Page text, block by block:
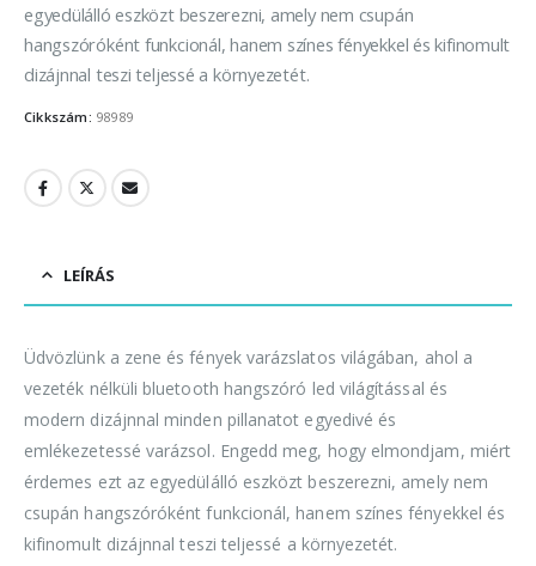
egyedülálló eszközt beszerezni, amely nem csupán
hangszóróként funkcionál, hanem színes fényekkel és kifinomult
dizájnnal teszi teljessé a környezetét.
Cikkszám: 98989
LEÍRÁS
Üdvözlünk a zene és fények varázslatos világában, ahol a
vezeték nélküli bluetooth hangszóró led világítással és
modern dizájnnal minden pillanatot egyedivé és
emlékezetessé varázsol. Engedd meg, hogy elmondjam, miért
érdemes ezt az egyedülálló eszközt beszerezni, amely nem
csupán hangszóróként funkcionál, hanem színes fényekkel és
kifinomult dizájnnal teszi teljessé a környezetét.